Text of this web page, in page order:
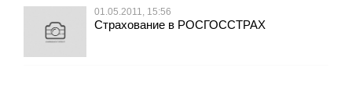
01.05.2011, 15:56
Страхование в РОСГОССТРАХ